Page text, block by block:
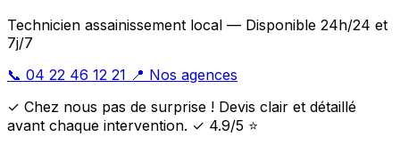
Technicien assainissement local — Disponible 24h/24 et
7j/7
📞 04 22 46 12 21 📍 Nos agences
✓ Chez nous pas de surprise ! Devis clair et détaillé
avant chaque intervention. ✓ 4.9/5 ⭐